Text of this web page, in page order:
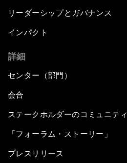
リーダーシップとガバナンス
インパクト
詳細
センター（部門）
会合
ステークホルダーのコミュニティ
「フォーラム・ストーリー」
プレスリリース